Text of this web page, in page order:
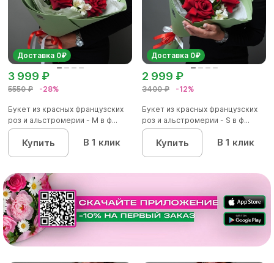
Доставка 0₽
5550 ₽ -28%
3 999 ₽
Букет из красных французских
роз и альстромерии - М в ф...
Купить В 1 клик
Доставка 0₽
3400 ₽ -12%
2 999 ₽
Букет из красных французских
роз и альстромерии - S в ф...
Купить В 1 клик